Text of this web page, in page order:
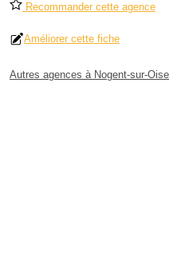
Recommander cette agence
Améliorer cette fiche
Autres agences à Nogent-sur-Oise